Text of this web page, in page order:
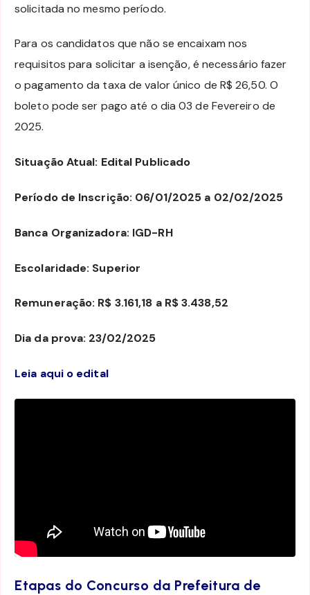
solicitada no mesmo período.
Para os candidatos que não se encaixam nos
requisitos para solicitar a isenção, é necessário fazer
o pagamento da taxa de valor único de R$ 26,50. O
boleto pode ser pago até o dia 03 de Fevereiro de
2025.
Situação Atual: Edital Publicado
Período de Inscrição: 06/01/2025 a 02/02/2025
Banca Organizadora: IGD-RH
Escolaridade: Superior
Remuneração: R$ 3.161,18 a R$ 3.438,52
Dia da prova: 23/02/2025
Leia aqui o edital
Etapas do Concurso da Prefeitura de